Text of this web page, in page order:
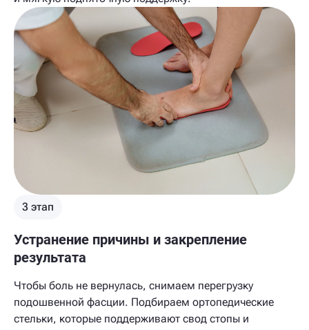
3 этап
Устранение причины и закрепление
результата
Чтобы боль не вернулась, снимаем перегрузку
подошвенной фасции. Подбираем ортопедические
стельки, которые поддерживают свод стопы и